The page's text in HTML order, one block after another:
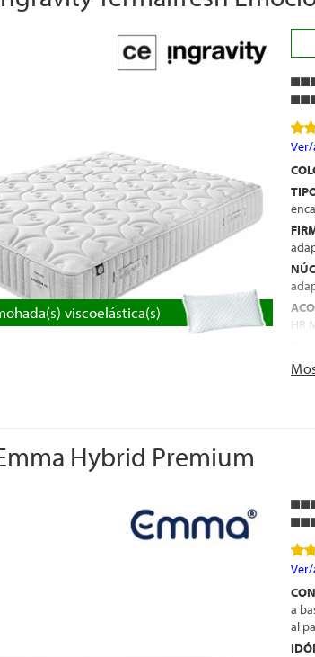
viscoelástica(s)
HR
Hybrid Premium
a
al